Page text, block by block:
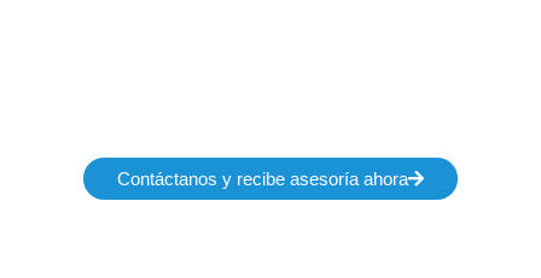
Contáctanos y recibe asesoría ahora